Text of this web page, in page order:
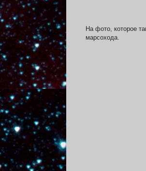
На фото, которое
марсохода.